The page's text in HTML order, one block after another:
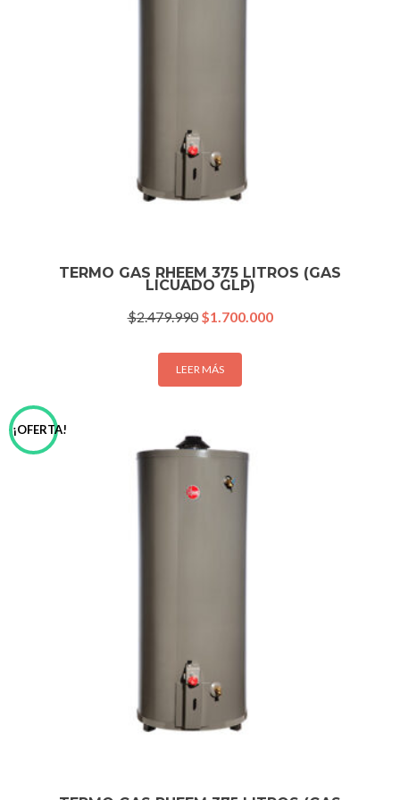
TERMO GAS RHEEM 375 LITROS (GAS
LICUADO GLP)
$2.479.990 El
original
era:
$2.479.990.
$1.700.000El
LEER MÁS
¡OFERTA!